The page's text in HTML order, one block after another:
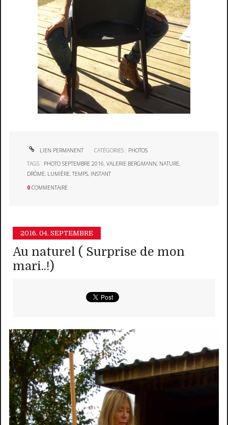
LIEN PERMANENT CATÉGORIES : PHOTOS
TAGS : PHOTO SEPTEMBRE 2016,VALERIE BERGMANN, NATURE,
DRÔME, LUMIÈRE,TEMPS, INSTANT
0 COMMENTAIRE
2016. 04. SEPTEMBRE
Au naturel ( Surprise de mon
mari..!)